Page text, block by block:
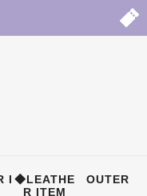
I ◆LEATHE
R ITEM
OUTER